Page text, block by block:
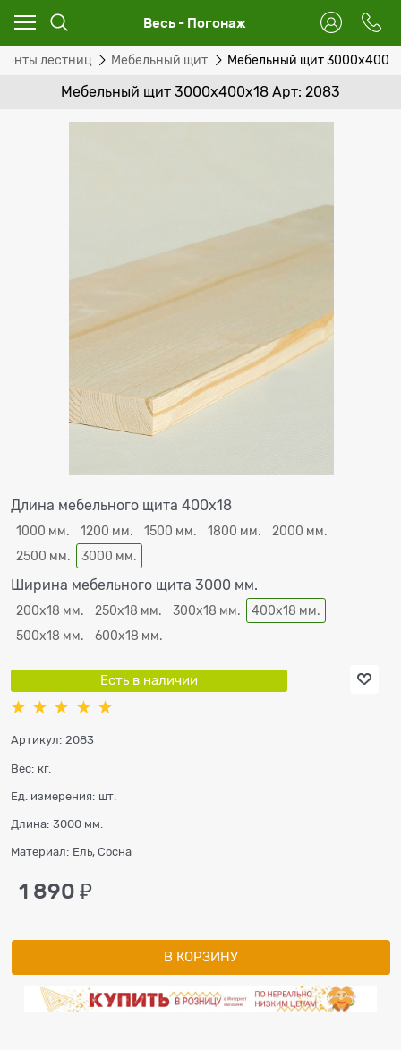
Весь - Погонаж
лестниц Мебельный щит Мебельный щит
Мебельный щит 3000x400x18 Арт: 2083
Длина мебельного щита 400х18
1000 мм. 1200 мм. 1500 мм. 1800 мм.
2000 мм.
2500 мм.
3000 мм.
Ширина мебельного щита 3000 мм.
200х18 мм. 250х18 мм. 300х18 мм.
400х18 мм.
500х18 мм.
600х18 мм.
Есть в наличии
Артикул: 2083
Вес: кг.
Ед. измерения: шт.
Длина: 3000 мм.
Материал: Ель, Сосна
1 890 ₽
В КОРЗИНУ